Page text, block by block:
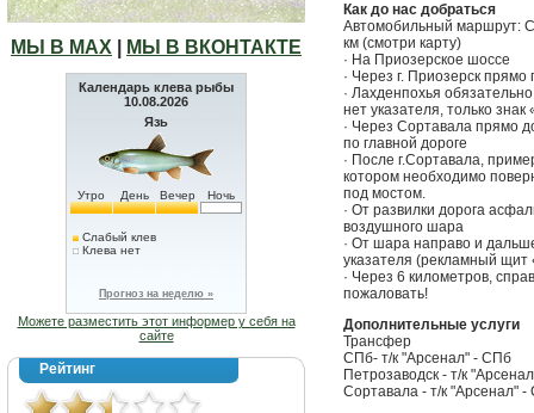
МЫ В МАХ МЫ В ВКОНТАКТЕ
Календарь клева рыбы
10.08.2026
Язь
Утро День Вечер Ночь
Слабый клев
Клева нет
Прогноз на неделю »
Можете разместить этот информер у себя на
сайте
Рейтинг
Как до нас добраться
Автомобильный маршрут:
км (смотри карту)
· На Приозерское шоссе
· Через г. Приозерск прямо
· Лахденпохья
нет указателя, только
· Через Сортавала прямо
по главной дороге
· После г.Сортавала,
котором необходимо
под мостом.
· От развилки дорога
воздушного шара
· От шара направо и
указателя (рекламный щит
· Через 6 километров,
пожаловать!
Дополнительные услуги
Трансфер
СПб- т/к "Арсенал" - СПб
Петрозаводск - т/к
Сортавала - т/к "Арсенал" -